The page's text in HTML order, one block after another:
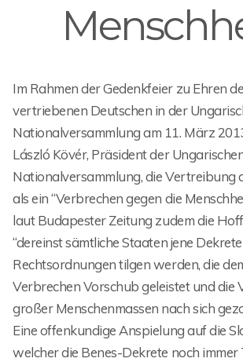
Im Rahmen der Gedenkfeier zu Ehren
vertriebenen Deutschen in der
Nationalversammlung am 11. März
László Kövér, Präsident der
Nationalversammlung, die Vertreibung
als ein “Verbrechen gegen die
laut Budapester Zeitung zudem die
“dereinst sämtliche Staaten jene
Rechtsordnungen tilgen werden, die
Verbrechen Vorschub geleistet und die
großer Menschenmassen nach sich
Eine offenkundige Anspielung auf die
welcher die Benes-Dekrete noch immer